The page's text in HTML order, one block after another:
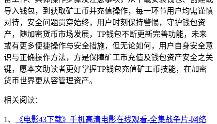
导入钱包，到获取矿工币并充值操作，每一环节用户均需谨慎
对待，安全问题贯穿始终，用户时刻保持警惕，守护钱包资
产，随加密货币市场发展，TP钱包不断更新完善功能，未来
或有更多便捷操作与安全措施，但无论如何，用户自身安全意
识与正确操作方法，方是保障矿工币充值及钱包资产安全之关
键，愿本文助读者更好掌握TP钱包充值矿工币技能，在加密
货币世界更从容管理资产。
相关阅读：
1、
《电影43下载》手机高清电影在线观看-全集战争片-网络